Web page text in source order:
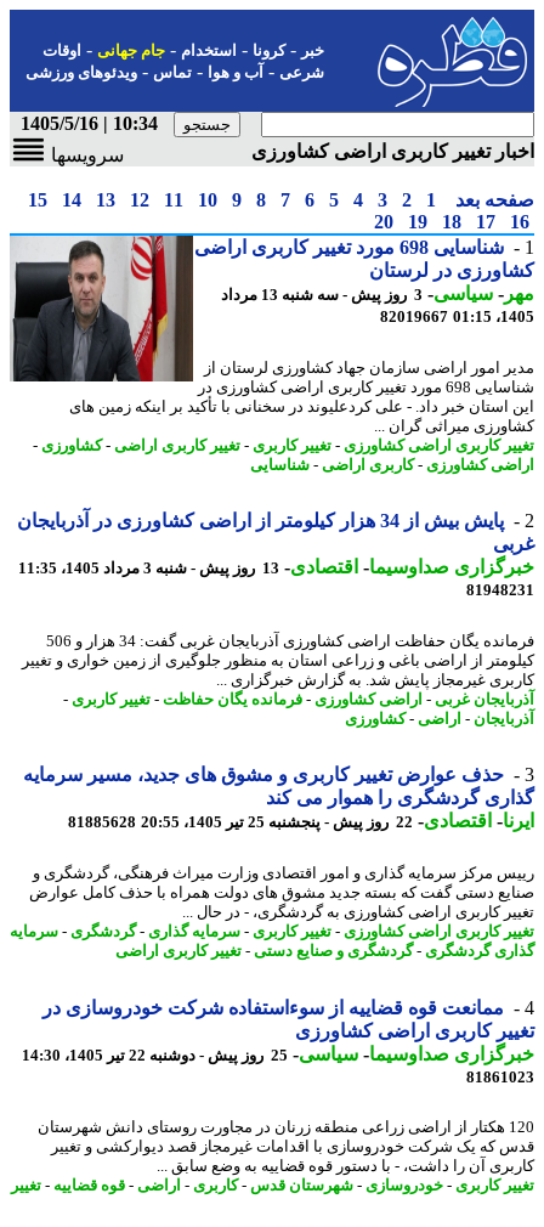
-کرونا-استخدام- جام جهانی-اوقات
شرعی-آب و هوا-تماس-ویدئوهای ورزشی
10:34 | 1405/5/16
تغییر کاربری اراضی کشاورزی
سرویسها
بعد 1
2
3
4
5
6
7
8
9
10
11
12
13
14
15
17
18
19
20
شناسایی 698 مورد تغییر کاربری اراضی
در لرستان
-سیاسی-
3 روز پیش - سه شنبه 13 مرداد
82019667
امور اراضی سازمان جهاد کشاورزی لرستان از
شناسایی 698 مورد تغییر کاربری اراضی کشاورزی در
استان خبر داد. - علی کردعلیوند در سخنانی با تأکید بر اینکه زمین های
میراثی گران ...
کاربری اراضی کشاورزی- تغییر کاربری - تغییر کاربری اراضی -کشاورزی-
کشاورزی- کاربری اراضی -شناسایی
پایش بیش از 34 هزار کیلومتر از اراضی کشاورزی در آذربایجان
صداوسیما-اقتصادی-13 روز پیش - شنبه 3 مرداد 1405، 11:35
فرمانده یگان حفاظت اراضی کشاورزی آذربایجان غربی گفت: 34 هزار و 506
از اراضی باغی و زراعی استان به منظور جلوگیری از زمین خواری و تغییر
غیرمجاز پایش شد. به گزارش خبرگزاری ...
غربی- اراضی کشاورزی- فرمانده یگان حفاظت-تغییر کاربری -
-اراضی -کشاورزی
حذف عوارض تغییر کاربری و مشوق های جدید، مسیر سرمایه
گردشگری را هموار می کند
-اقتصادی-22 روز پیش - پنجشنبه 25 تیر 1405، 20:55 81885628
مرکز سرمایه گذاری و امور اقتصادی وزارت میراث فرهنگی، گردشگری و
دستی گفت که بسته جدید مشوق های دولت همراه با حذف کامل عوارض
کاربری اراضی کشاورزی به گردشگری، - در ﺣﺎل ...
کاربری اراضی کشاورزی- تغییر کاربری - سرمایه گذاری- گردشگری- سرمایه
گردشگری- گردشگری و صنایع دستی-تغییر کاربری اراضی
ممانعت قوه قضاییه از سوءاستفاده شرکت خودروسازی در
کاربری اراضی کشاورزی
صداوسیما-سیاسی-25 روز پیش - دوشنبه 22 تیر 1405، 14:30
120 هکتار از اراضی زراعی منطقه زرنان در مجاورت روستای دانش شهرستان
که یک شرکت خودروسازی با اقدامات غیرمجاز قصد دیوارکشی و تغییر
آن را داشت، - با دستور قوه قضاییه به وضع سابق ...
کاربری - خودروسازی- شهرستان قدس-کاربری - اراضی -قوه قضاییه-تغییر